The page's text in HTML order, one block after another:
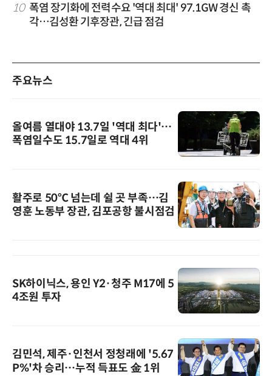
10 폭염 장기화에 전력수요 '역대 최대' 97.1GW 경신 촉
각…김성환 기후장관, 긴급 점검
주요뉴스
올여름 열대야 13.7일 '역대 최다'…
폭염일수도 15.7일로 역대 4위
활주로 50℃ 넘는데 쉴 곳 부족…김
영훈 노동부 장관, 김포공항 불시점검
SK하이닉스, 용인 Y2·청주 M17에 5
4조원 투자
김민석, 제주·인천서 정청래에 '5.67
P%'차 승리…누적 득표도 金 1위